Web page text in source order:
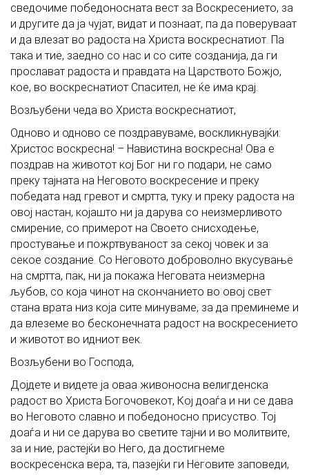
сведочиме победоносната вест за Воскресението, за
и другитe да ја чујат, видат и познаат, па да поверуваат
и да влезат во радоста на Христа воскреснатиот. Па
така и тие, заедно со нас и со сите созданија, да ги
прослават радоста и правдата на Царството Божјо,
кое, во воскреснатиот Спасител, не ќе има крај.
Возљубени чеда во Христа воскреснатиот,
Одново и одново се поздравуваме, воскликнувајќи:
Христос воскресна! – Навистина воскресна! Ова е
поздрав на животот кој Бог ни го подари, не само
преку тајната на Неговото воскресение и преку
победата над гревот и смртта, туку и преку радоста на
овој настан, којашто ни ја дарува со неизмерливото
смирение, со примерот на Своето снисходење,
простување и пожртвуваност за секој човек и за
секое создание. Со Неговото доброволно вкусување
на смртта, пак, ни ја покажа Неговата неизмерна
љубов, со која чинот на скончанието во овој свет
стана врата низ која сите минуваме, за да преминеме и
да влеземе во бесконечната радост на воскресението
и животот во идниот век.
Возљубени во Господа,
Дојдете и видете ја оваа живоносна велигденска
радост во Христа Богочовекот, Кој доаѓа и ни се дава
во Неговото славно и победоносно присуство. Тој
доаѓа и ни се дарува во светите тајни и во молитвите,
за и ние, растејќи во Него, да достигнеме
воскресенска вера, та, пазејќи ги Неговите заповеди,